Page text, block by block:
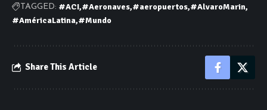
TAGGED: #ACI #Aeronaves #aeropuertos #AlvaroMarin
#AméricaLatina #Mundo
Share This Article